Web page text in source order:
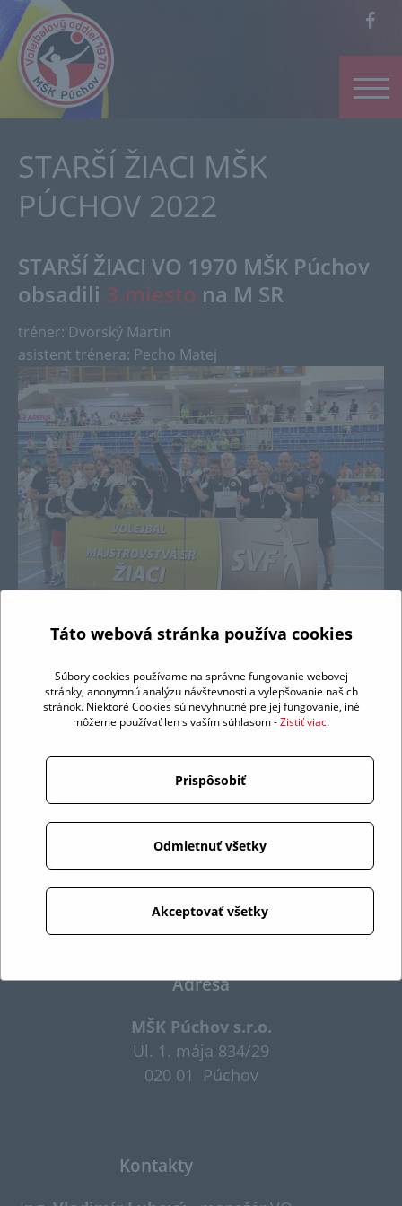
STARŠÍ ŽIACI MŠK
PÚCHOV 2022
STARŠÍ ŽIACI VO 1970 MŠK Púchov
obsadili 3.miesto na M SR
tréner: Dvorský Martin
asistent trénera: Pecho Matej
Cookies
Adresa
MŠK Púchov s.r.o.
Ul. 1. mája 834/29
020 01 Púchov
Kontakty
Táto webová stránka používa cookies
Súbory cookies používame na správne fungovanie webovej
stránky, anonymnú analýzu návštevnosti a vylepšovanie našich
stránok. Niektoré Cookies sú nevyhnutné pre jej fungovanie, iné
môžeme používať len s vaším súhlasom -Zistiť viac.
Prispôsobiť
Odmietnuť všetky
Akceptovať všetky